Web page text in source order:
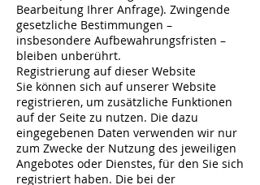
Bearbeitung Ihrer Anfrage). Zwingende
gesetzliche Bestimmungen –
insbesondere Aufbewahrungsfristen –
bleiben unberührt.
Registrierung auf dieser Website
Sie können sich auf unserer Website
registrieren, um zusätzliche Funktionen
auf der Seite zu nutzen. Die dazu
eingegebenen Daten verwenden wir nur
zum Zwecke der Nutzung des jeweiligen
Angebotes oder Dienstes, für den Sie sich
registriert haben. Die bei der